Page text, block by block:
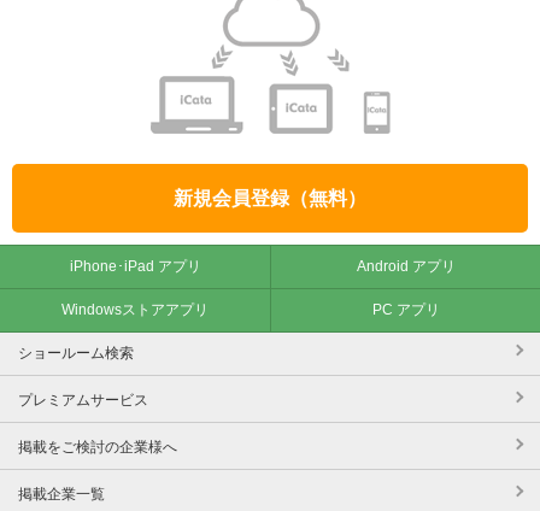
新規会員登録（無料）
iPhone･iPad アプリ Android アプリ
Windowsストアアプリ PC アプリ
ショールーム検索
プレミアムサービス
掲載をご検討の企業様へ
掲載企業一覧